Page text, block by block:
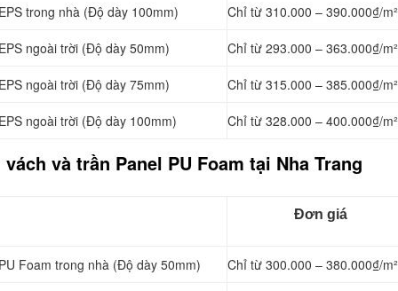
EPS trong nhà (Độ dày 100mm) Chỉ từ 310.000 – 390.000₫/m²
EPS ngoài trời (Độ dày 50mm) Chỉ từ 293.000 – 363.000₫/m²
EPS ngoài trời (Độ dày 75mm) Chỉ từ 315.000 – 385.000₫/m²
EPS ngoài trời (Độ dày 100mm) Chỉ từ 328.000 – 400.000₫/m²
và trần Panel PU Foam tại Nha Trang
Đơn giá
PU Foam trong nhà (Độ dày 50mm) Chỉ từ 300.000 – 380.000₫/m²